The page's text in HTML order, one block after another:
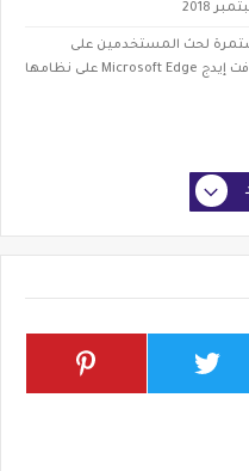
لحث المستخدمين على
استخدام متصفح الويب خاصتها مايكروسوفت إيدج Microsoft Edge على نظامها